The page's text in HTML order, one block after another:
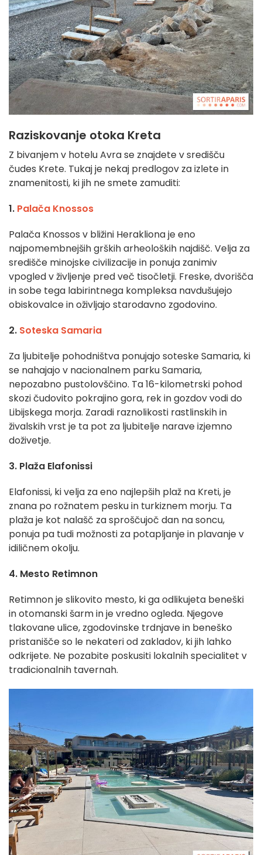
Raziskovanje otoka Kreta
Z bivanjem v hotelu Avra se znajdete v središču
čudes Krete. Tukaj je nekaj predlogov za izlete in
znamenitosti, ki jih ne smete zamuditi:
1. Palača Knossos
Palača Knossos v bližini Herakliona je eno
najpomembnejših grških arheoloških najdišč. Velja za
središče minojske civilizacije in ponuja zanimiv
vpogled v življenje pred več tisočletji. Freske, dvorišča
in sobe tega labirintnega kompleksa navdušujejo
obiskovalce in oživljajo starodavno zgodovino.
2. Soteska Samaria
Za ljubitelje pohodništva ponujajo soteske Samaria, ki
se nahajajo v nacionalnem parku Samaria,
nepozabno pustolovščino. Ta 16-kilometrski pohod
skozi čudovito pokrajino gora, rek in gozdov vodi do
Libijskega morja. Zaradi raznolikosti rastlinskih in
živalskih vrst je ta pot za ljubitelje narave izjemno
doživetje.
3. Plaža Elafonissi
Elafonissi, ki velja za eno najlepših plaž na Kreti, je
znana po rožnatem pesku in turkiznem morju. Ta
plaža je kot nalašč za sproščujoč dan na soncu,
ponuja pa tudi možnosti za potapljanje in plavanje v
idiličnem okolju.
4. Mesto Retimnon
Retimnon je slikovito mesto, ki ga odlikujeta beneški
in otomanski šarm in je vredno ogleda. Njegove
tlakovane ulice, zgodovinske trdnjave in beneško
pristanišče so le nekateri od zakladov, ki jih lahko
odkrijete. Ne pozabite poskusiti lokalnih specialitet v
tradicionalnih tavernah.